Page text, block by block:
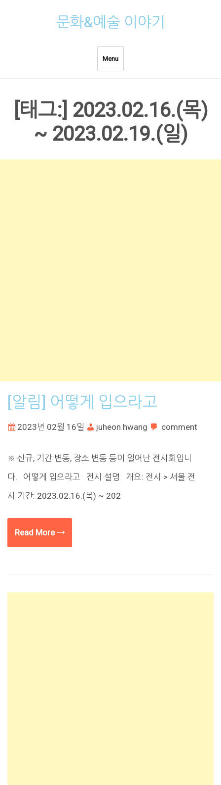
문화&예술 이야기
Menu
[태그:] 2023.02.16.(목)
~ 2023.02.19.(일)
[알림] 어떻게 입으라고
2023년 02월 16일 juheon hwang comment
※ 신규, 기간 변동, 장소 변동 등이 일어난 전시회입니
다. 어떻게 입으라고 전시 설명 개요: 전시 > 서울 전
시 기간: 2023.02.16.(목) ~ 202
Read More →